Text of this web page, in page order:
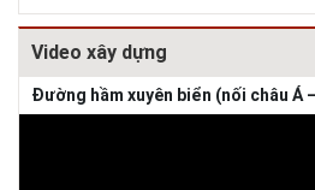
Video xây dựng
Đường hầm xuyên biển (nối châu Á